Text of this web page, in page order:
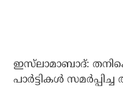
ഇസ്‌ലാമാബാദ്:
പാര്‍ട്ടികള്‍